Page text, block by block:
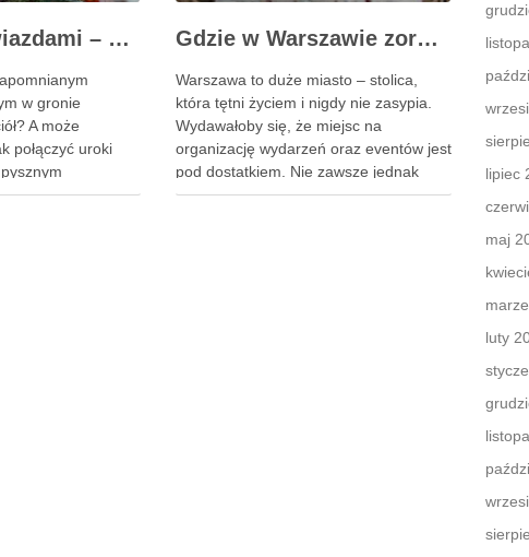
Pizza pod gwiazdami – pomysły na plenerowy wieczór z przyjaciółmi
w gronie
A może
połączyć uroki
sobie ciepły letni
Gdzie w Warszawie zorganizować event?
Warszawa to duże miasto – stolica,
która tętni życiem i nigdy nie zasypia.
Wydawałoby się, że miejsc na
organizację wydarzeń oraz eventów jest
pod dostatkiem. Nie zawsze jednak
spełniają one oczekiwania organizatora.
lipiec
maj
luty